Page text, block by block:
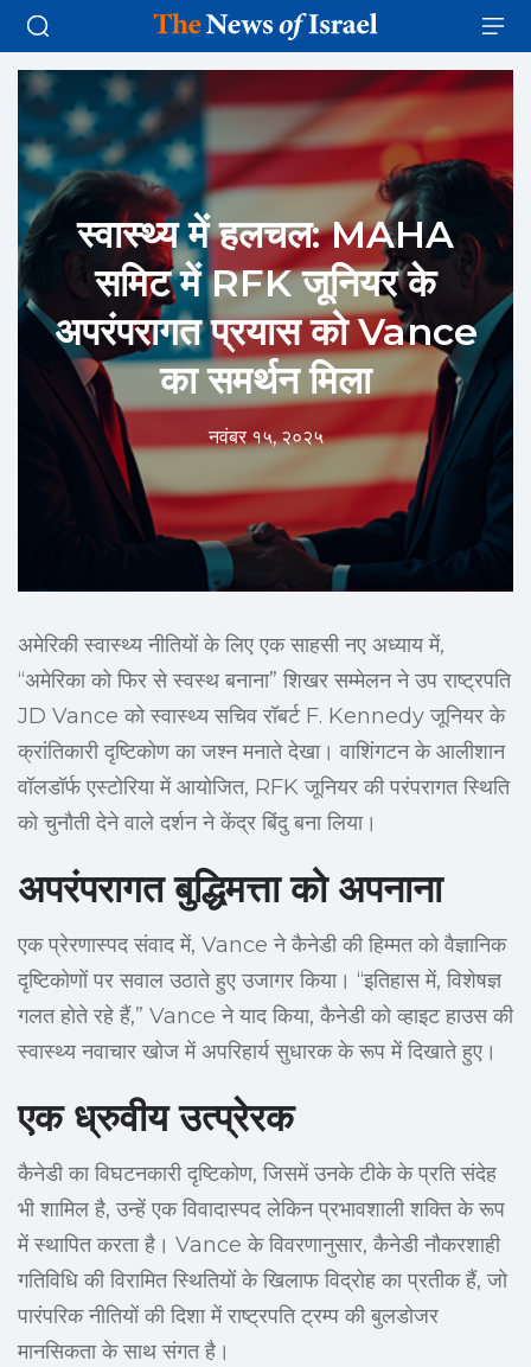
स्वास्थ्य में हलचल: MAHA
समिट में RFK जूनियर के
अपरंपरागत प्रयास को Vance
का समर्थन मिला
नवंबर १५, २०२५
अमेरिकी स्वास्थ्य नीतियों के लिए एक साहसी नए अध्याय में,
“अमेरिका को फिर से स्वस्थ बनाना” शिखर सम्मेलन ने उप राष्ट्रपति
JD Vance को स्वास्थ्य सचिव रॉबर्ट F. Kennedy जूनियर के
क्रांतिकारी दृष्टिकोण का जश्न मनाते देखा। वाशिंगटन के आलीशान
वॉलडॉर्फ एस्टोरिया में आयोजित, RFK जूनियर की परंपरागत स्थिति
को चुनौती देने वाले दर्शन ने केंद्र बिंदु बना लिया।
अपरंपरागत बुद्धिमत्ता को अपनाना
एक प्रेरणास्पद संवाद में, Vance ने कैनेडी की हिम्मत को वैज्ञानिक
दृष्टिकोणों पर सवाल उठाते हुए उजागर किया। “इतिहास में, विशेषज्ञ
गलत होते रहे हैं,” Vance ने याद किया, कैनेडी को व्हाइट हाउस की
स्वास्थ्य नवाचार खोज में अपरिहार्य सुधारक के रूप में दिखाते हुए।
एक ध्रुवीय उत्प्रेरक
कैनेडी का विघटनकारी दृष्टिकोण, जिसमें उनके टीके के प्रति संदेह
भी शामिल है, उन्हें एक विवादास्पद लेकिन प्रभावशाली शक्ति के रूप
में स्थापित करता है। Vance के विवरणानुसार, कैनेडी नौकरशाही
गतिविधि की विरामित स्थितियों के खिलाफ विद्रोह का प्रतीक हैं, जो
पारंपरिक नीतियों की दिशा में राष्ट्रपति ट्रम्प की बुलडोजर
मानसिकता के साथ संगत है।